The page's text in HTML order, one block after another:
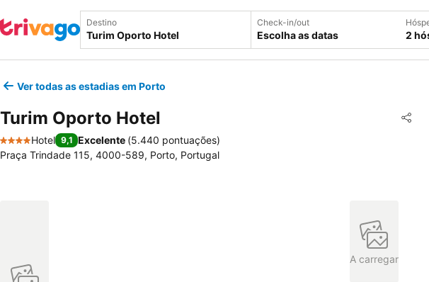
Destino Check-in/out
Escolha as datas 2
Ver todas as estadias em Porto
Turim Oporto Hotel
4 Estrelas
Hotel 9,1 Excelente (5.440 pontuações)
Praça Trindade 115, 4000-589, Porto, Portugal
A carregar